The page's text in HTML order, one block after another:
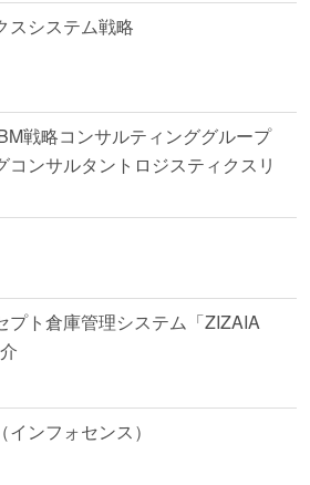
スシステム戦略
戦略コンサルティンググループ
コンサルタントロジスティクスリ
プト倉庫管理システム「ZIZAIA
ンフォセンス）